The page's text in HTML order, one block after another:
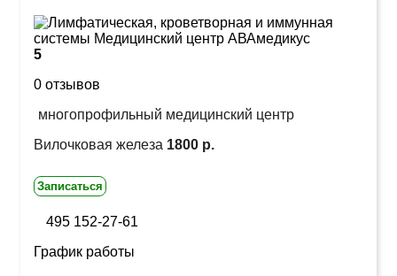
5
0 отзывов
многопрофильный медицинский центр
Вилочковая железа 1800 р.
Записаться
495 152-27-61
График работы